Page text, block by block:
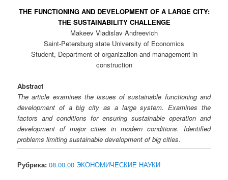
THE FUNCTIONING AND DEVELOPMENT OF A LARGE CITY:
THE SUSTAINABILITY CHALLENGE
Makeev Vladislav Andreevich
Saint-Petersburg state University of Economics
Student, Department of organization and management in
construction
Abstract
The article examines the issues of sustainable functioning and
development of a big city as a large system. Examines the
factors and conditions for ensuring sustainable operation and
development of major cities in modern conditions. Identified
problems limiting sustainable development of big cities.
Рубрика: 08.00.00 ЭКОНОМИЧЕСКИЕ НАУКИ